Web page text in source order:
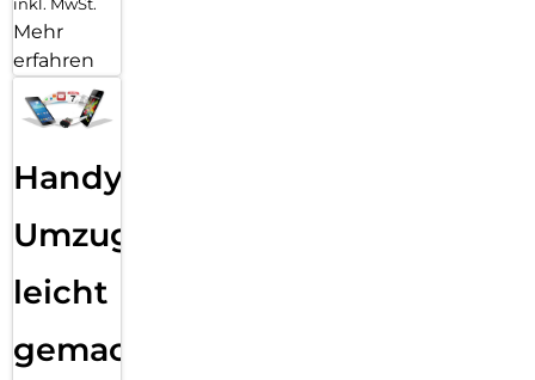
inkl. MwSt.
Mehr
erfahren
Handy
Umzug
leicht
gemacht!